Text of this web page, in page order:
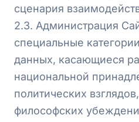
сценария
2.3. Администрация
специальные
данных, касающиеся
национальной
политических
философских